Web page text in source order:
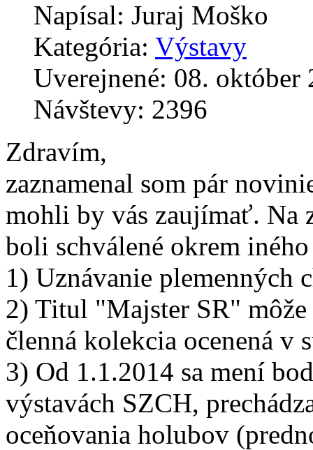
Napísal: Juraj Moško
Kategória: Výstavy
Uverejnené: 08. október
Návštevy: 2396
Zdravím,
zaznamenal som pár
mohli by vás zaujímať. Na
boli schválené okrem
1) Uznávanie plemenných
2) Titul "Majster SR"
členná kolekcia ocenená v
3) Od 1.1.2014 sa mení
výstavách SZCH,
oceňovania holubov